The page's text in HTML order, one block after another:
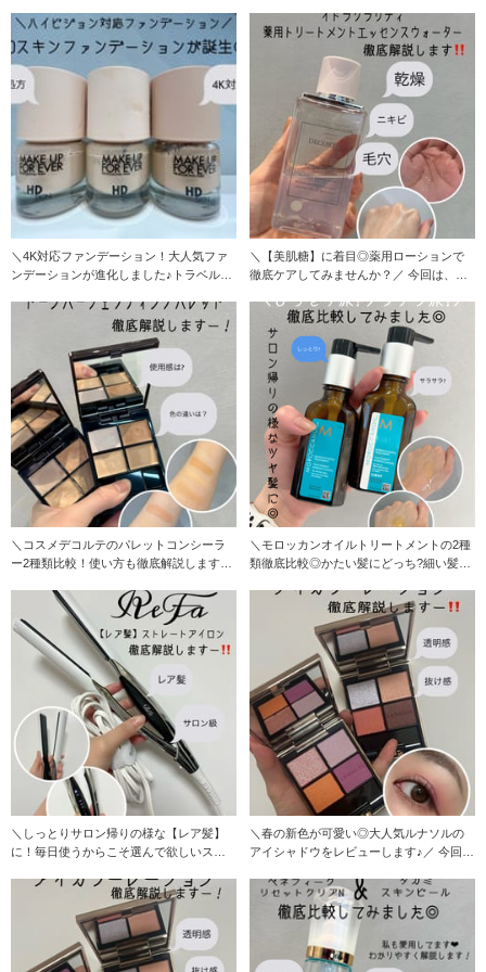
＼4K対応ファンデーション！大人気ファ
ンデーションが進化しました♪トラベルサ
＼【美肌糖】に着目◎薬用ローションで
徹底ケアしてみませんか？／ 今回は、イ
＼コスメデコルテのパレットコンシーラ
ー2種類比較！使い方も徹底解説します◎
＼モロッカンオイルトリートメントの2種
類徹底比較◎かたい髪にどっち?細い髪に
＼しっとりサロン帰りの様な【レア髪】
に！毎日使うからこそ選んで欲しいスト
＼春の新色が可愛い◎大人気ルナソルの
アイシャドウをレビューします♪／ 今回は